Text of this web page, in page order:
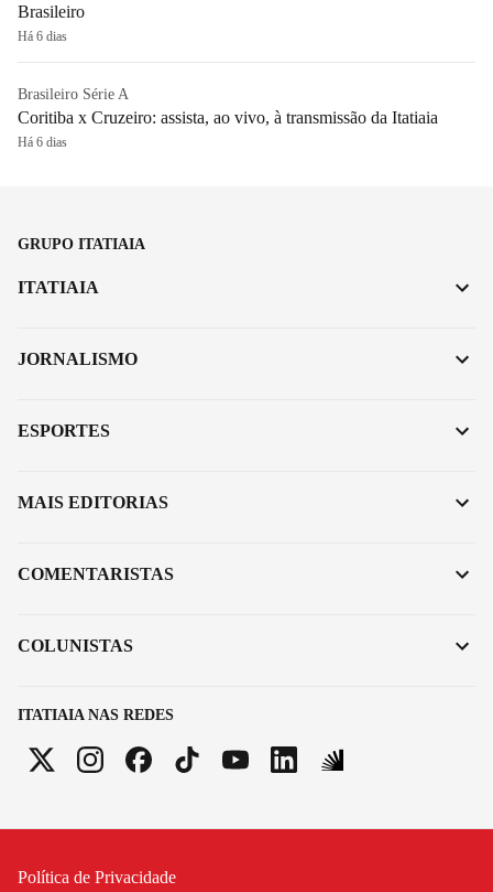
Brasileiro
Há 6 dias
Brasileiro Série A
Coritiba x Cruzeiro: assista, ao vivo, à transmissão da Itatiaia
Há 6 dias
GRUPO ITATIAIA
ITATIAIA NAS REDES
ITATIAIA
JORNALISMO
ESPORTES
MAIS EDITORIAS
COMENTARISTAS
COLUNISTAS
Política de Privacidade